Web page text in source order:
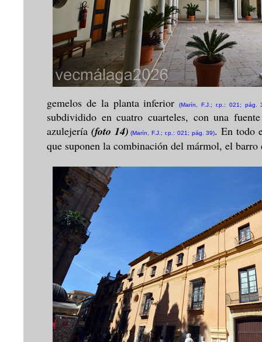
gemelos de la planta inferior(Marín, F.J.; r.p.: 021; pág.
subdividido en cuatro cuarteles, con una
azulejería (foto 14) (Marín, F.J.; r.p.: 021; pág. 39). En todo
que suponen la combinación del mármol, el